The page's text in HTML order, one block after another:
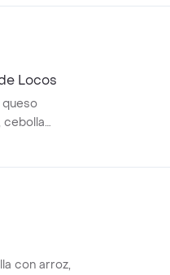
Locos
cebolla
con arroz,